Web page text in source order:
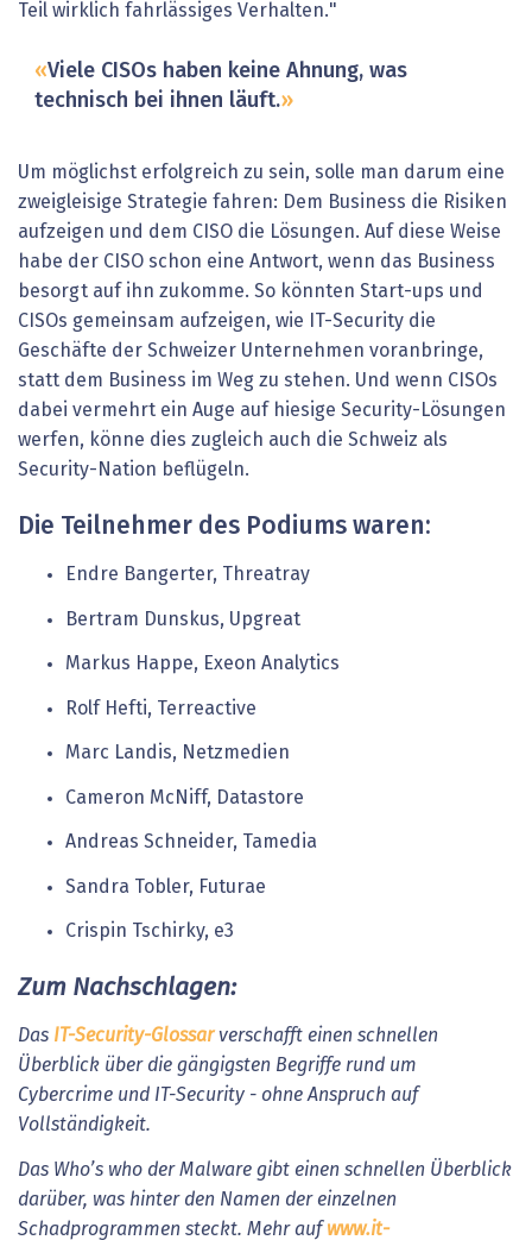
Teil wirklich fahrlässiges Verhalten."
Viele CISOs haben keine Ahnung, was
technisch bei ihnen läuft.
Um möglichst erfolgreich zu sein, solle man darum eine
zweigleisige Strategie fahren: Dem Business die Risiken
aufzeigen und dem CISO die Lösungen. Auf diese Weise
habe der CISO schon eine Antwort, wenn das Business
besorgt auf ihn zukomme. So könnten Start-ups und
CISOs gemeinsam aufzeigen, wie IT-Security die
Geschäfte der Schweizer Unternehmen voranbringe,
statt dem Business im Weg zu stehen. Und wenn CISOs
dabei vermehrt ein Auge auf hiesige Security-Lösungen
werfen, könne dies zugleich auch die Schweiz als
Security-Nation beflügeln.
Die Teilnehmer des Podiums waren:
Endre Bangerter, Threatray
Bertram Dunskus, Upgreat
Markus Happe, Exeon Analytics
Rolf Hefti, Terreactive
Marc Landis, Netzmedien
Cameron McNiff, Datastore
Andreas Schneider, Tamedia
Sandra Tobler, Futurae
Crispin Tschirky, e3
Zum Nachschlagen:
Das IT-Security-Glossarverschafft einen schnellen
Überblick über die gängigsten Begriffe rund um
Cybercrime und IT-Security - ohne Anspruch auf
Vollständigkeit.
Das Who’s who der Malware gibt einen schnellen Überblick
darüber, was hinter den Namen der einzelnen
Schadprogrammen steckt. Mehr aufwww.it-